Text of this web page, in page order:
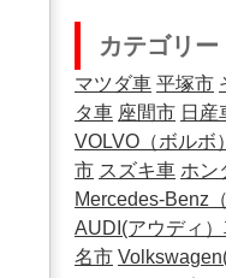
カテゴリー
マツダ車 平塚市
タ車 座間市 日産
VOLVO（ボルボ
市 スズキ車 ホン
Mercedes-Benz
AUDI(アウディ
名市